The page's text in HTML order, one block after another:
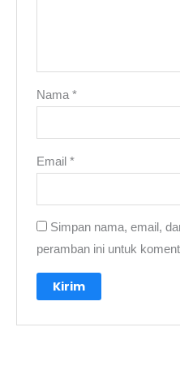
Nama*
Email*
Simpan nama, email,
peramban ini untuk